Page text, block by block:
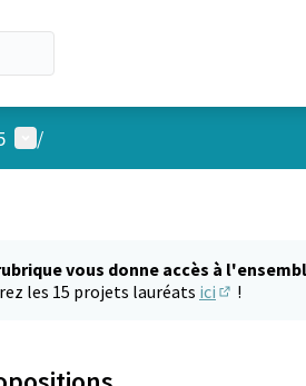
Menu utilisateur
/
vous donne accès à
les 15 projets lauréats ici !